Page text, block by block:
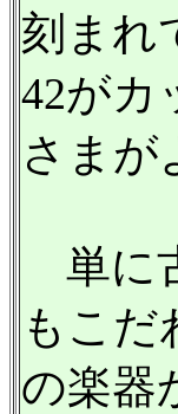
刻まれ
42がカ
さまが
単に
もこだ
の楽器